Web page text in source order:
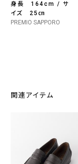
身長 164cm / サ
イズ 25㎝
PREMIO SAPPORO
関連アイテム